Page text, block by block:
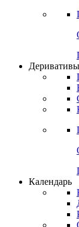
Деривативы
Календарь